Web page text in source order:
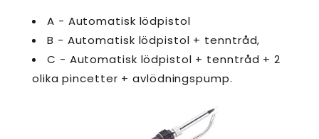
A - Automatisk lödpistol
B - Automatisk lödpistol + tenntråd,
C - Automatisk lödpistol + tenntråd + 2
olika pincetter + avlödningspump.